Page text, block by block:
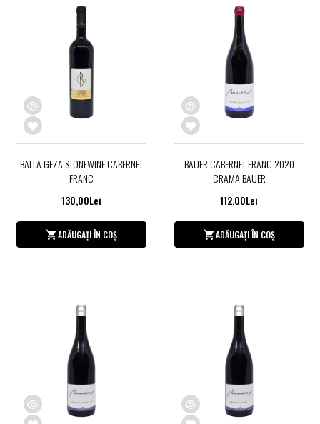
BALLA GEZA STONEWINE CABERNET
FRANC
130,00Lei
ADĂUGAȚI ÎN COȘ
BAUER CABERNET FRANC 2020
CRAMA BAUER
112,00Lei
ADĂUGAȚI ÎN COȘ